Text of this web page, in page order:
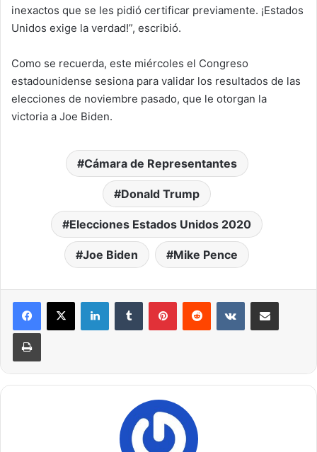
inexactos que se les pidió certificar previamente. ¡Estados
Unidos exige la verdad!”, escribió.
Como se recuerda, este miércoles el Congreso
estadounidense sesiona para validar los resultados de las
elecciones de noviembre pasado, que le otorgan la
victoria a Joe Biden.
Cámara de Representantes
Donald Trump
Elecciones Estados Unidos 2020
Joe Biden Mike Pence
LinkedInTumblr PinterestReddit VKontakteCompartir por correo
Imprimir